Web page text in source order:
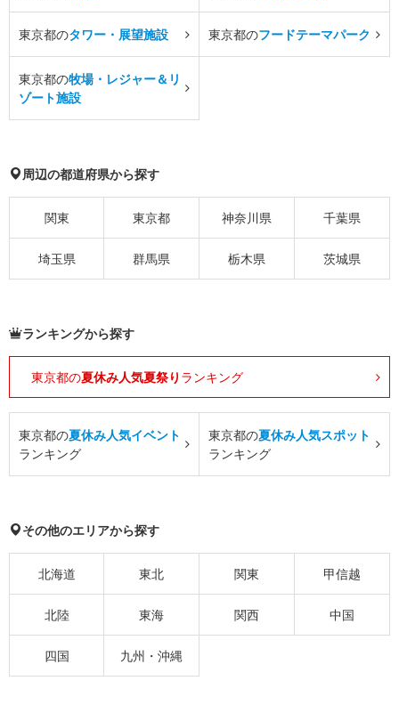
東京都のタワー・展望施設 東京都のフードテーマパーク
東京都の牧場・レジャー＆リ
ゾート施設
周辺の都道府県から探す
関東 東京都 神奈川県 千葉県
埼玉県 群馬県 栃木県 茨城県
ランキングから探す
東京都の夏休み人気夏祭り ランキング
東京都の夏休み人気イベント
ランキング
東京都の夏休み人気スポット
ランキング
その他のエリアから探す
北海道 東北 関東 甲信越
北陸 東海 関西 中国
四国 九州・沖縄